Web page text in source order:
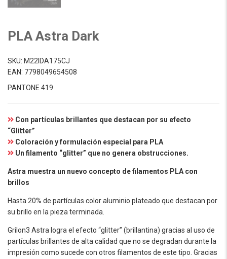
PLA Astra Dark
SKU: M22IDA175CJ
EAN: 7798049654508
PANTONE 419
Con partículas brillantes que destacan por su efecto
“Glitter”
Coloración y formulación especial para PLA
Un filamento “glitter” que no genera obstrucciones.
Astra muestra un nuevo concepto de filamentos PLA con
brillos
Hasta 20% de partículas color aluminio plateado que destacan por
su brillo en la pieza terminada.
Grilon3 Astra logra el efecto “glitter” (brillantina) gracias al uso de
partículas brillantes de alta calidad que no se degradan durante la
impresión como sucede con otros filamentos de este tipo. Gracias